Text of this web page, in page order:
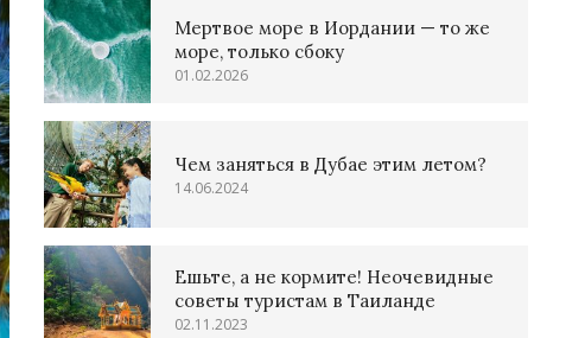
Мертвое море в Иордании — то же
море, только сбоку
01.02.2026
Чем заняться в Дубае этим летом?
14.06.2024
Ешьте, а не кормите! Неочевидные
советы туристам в Таиланде
02.11.2023